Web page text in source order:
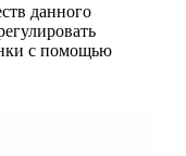
данного
с помощью